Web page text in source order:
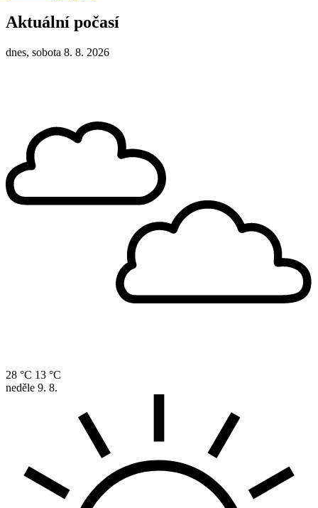
Aktuální počasí
dnes, sobota 8. 8. 2026
28 °C 13 °C
neděle 9. 8.